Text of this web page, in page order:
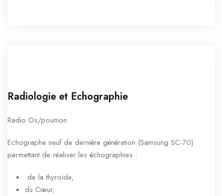
Radiologie et Echographie
Radio Os/poumon
Echographe neuf de dernière génération (Samsung SC-70)
permettant de réaliser les échographies :
de la thyroïde,
du Cœur,